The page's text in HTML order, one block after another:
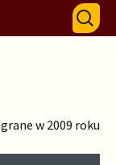
Harcerskich
Szukaj:
w 2009 roku